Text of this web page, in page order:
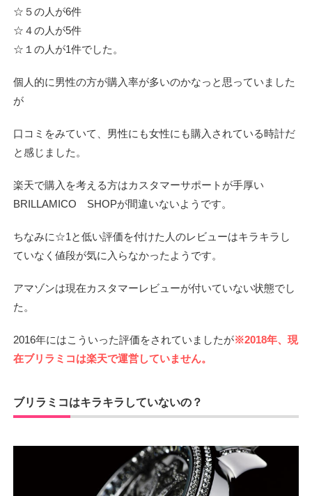
☆５の人が6件
☆４の人が5件
☆１の人が1件でした。
個人的に男性の方が購入率が多いのかなっと思っていました
が
口コミをみていて、男性にも女性にも購入されている時計だ
と感じました。
楽天で購入を考える方はカスタマーサポートが手厚い
BRILLAMICO SHOPが間違いないようです。
ちなみに☆1と低い評価を付けた人のレビューはキラキラし
ていなく値段が気に入らなかったようです。
アマゾンは現在カスタマーレビューが付いていない状態でし
た。
2016年にはこういった評価をされていましたが※2018年、現
在ブリラミコは楽天で運営していません。
ブリラミコはキラキラしていないの？